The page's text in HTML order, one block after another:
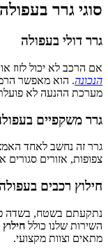
סוגי גרר
גרר דולי בעפולה
אם הרכב לא יכול לזוז
הנכונה. הוא מאפשר
מערכת ההנעה לא
גרר משקפיים
גרר זה נחשב לאחד
צפופות, אזורים
חילוץ רכבים בעפולה
נתקעתם בשטח, בשדה
השירות שלנו כולל
מתאים וצוות מקצועי.